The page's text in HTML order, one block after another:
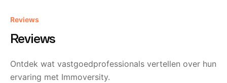
Reviews
Reviews
Ontdek wat vastgoedprofessionals vertellen over hun
ervaring met Immoversity.
best kan helpen bij de verkoop van hun
eigendom. Je krijgt de handvaten die je